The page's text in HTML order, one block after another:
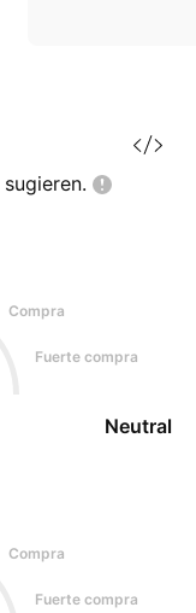
sugieren.
Compra
Fuerte compra
Compra
Fuerte compra
Neutral